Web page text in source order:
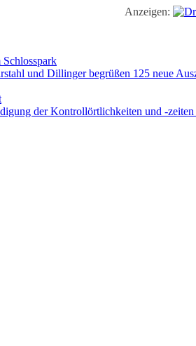
Anzeigen:
Schlosspark
und Dillinger begrüßen 125 neue
der Kontrollörtlichkeiten und -